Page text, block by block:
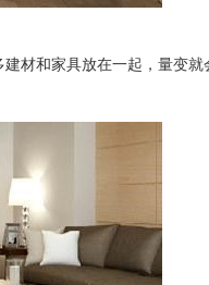
材和家具放在一起，量变就